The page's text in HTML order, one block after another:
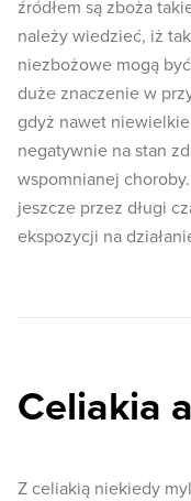
źródłem są zboża
należy wiedzieć, iż
niezbożowe mogą
duże znaczenie w
gdyż nawet niewielkie
negatywnie na stan
wspomnianej
jeszcze przez długi
ekspozycji na
Celiakia
Z celiakią niekiedy